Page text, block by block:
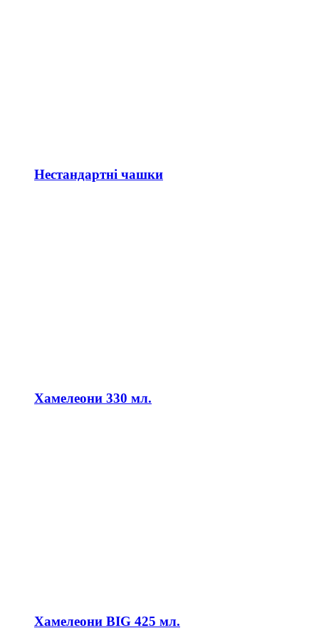
Нестандартні чашки
Хамелеони 330 мл.
Хамелеони BIG 425 мл.